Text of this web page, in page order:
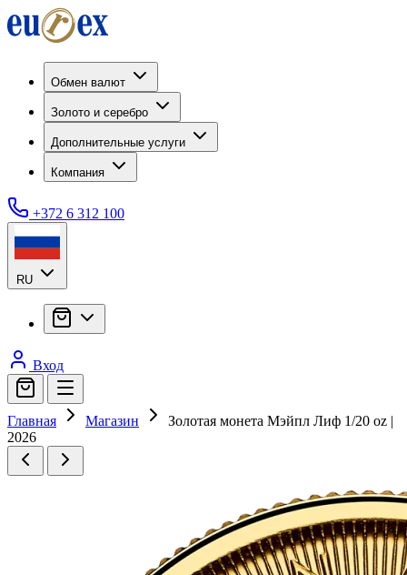
Обмен валют
Золото и серебро
Дополнительные услуги
Компания
+372 6 312 100
RU
Вход
Главная Магазин
Золотая монета Мэйпл Лиф 1/20 oz |
2026